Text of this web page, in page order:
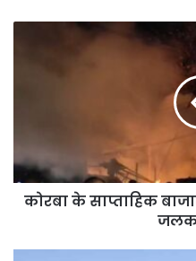
कोरबा के साप्ताहिक